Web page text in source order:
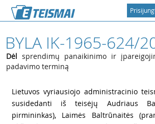
BYLA IK-1965-624/
Dėl sprendimų panaikinimo ir
padavimo terminą
Lietuvos vyriausiojo administracinio
susidedanti iš teisėjų Audriaus
pirmininkas), Laimės Baltrūnaitės